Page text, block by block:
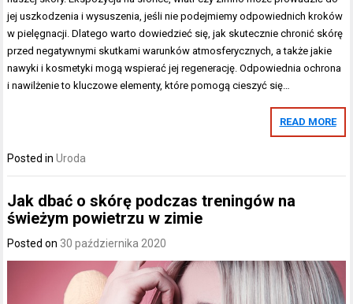
jej uszkodzenia i wysuszenia, jeśli nie podejmiemy odpowiednich kroków
w pielęgnacji. Dlatego warto dowiedzieć się, jak skutecznie chronić skórę
przed negatywnymi skutkami warunków atmosferycznych, a także jakie
nawyki i kosmetyki mogą wspierać jej regenerację. Odpowiednia ochrona
i nawilżenie to kluczowe elementy, które pomogą cieszyć się…
READ MORE
Posted inUroda
Jak dbać o skórę podczas treningów na
świeżym powietrzu w zimie
Posted on 30 października 2020